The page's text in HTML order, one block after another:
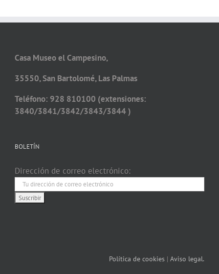
Casa Museo el Campesino,
35550, San Bartolomé, Las Palmas
Teléfono: 928 810100 (extensiones:
3840/3841/3842/3843/3844 )
BOLETÍN
Dirección de correo electrónico:
Política de cookies | Aviso legal.